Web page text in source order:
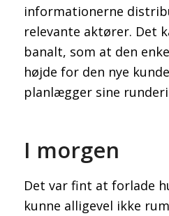
informationerne
relevante aktører. Det
banalt, som at den
højde for den nye
planlægger sine
I morgen
Det var fint at forlade
kunne alligevel ikke